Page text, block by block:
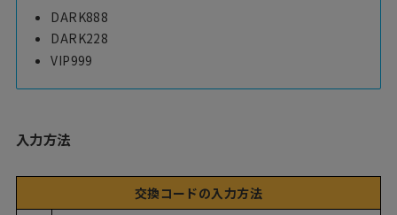
DARK888
DARK228
VIP999
入力方法
交換コードの入力方法